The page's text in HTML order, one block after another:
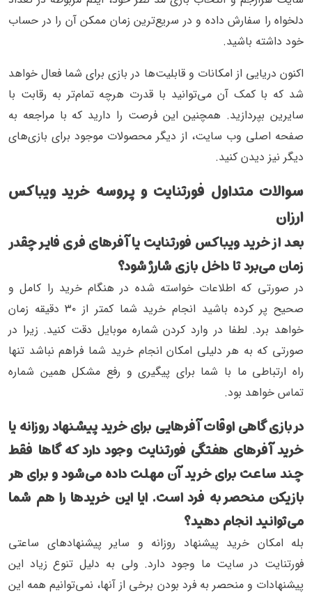
دلخواه را سفارش داده و در سریع‌ترین زمان ممکن آن را در حساب
خود داشته باشید.
اکنون دریایی از امکانات و قابلیت‌ها در بازی برای شما فعال خواهد
شد که با کمک آن می‌توانید با قدرت هرچه تمام‌تر به رقابت با
سایرین بپردازید. همچنین این فرصت را دارید که با مراجعه به
صفحه اصلی وب سایت، از دیگر محصولات موجود برای بازی‌های
دیگر نیز دیدن کنید.
سوالات متداول فورتنایت و پروسه خرید ویباکس
ارزان
بعد از خرید ویباکس فورتنایت یا آفرهای فری فایر چقدر
زمان می‌برد تا داخل بازی شارژ شود؟
در صورتی که اطلاعات خواسته شده در هنگام خرید را کامل و
صحیح پر کرده باشید انجام خرید شما کمتر از ۳۰ دقیقه زمان
خواهد برد. لطفا در وارد کردن شماره موبایل دقت کنید. زیرا در
صورتی که به هر دلیلی امکان انجام خرید شما فراهم نباشد تنها
راه ارتباطی ما با شما برای پیگیری و رفع مشکل همین شماره
تماس خواهد بود.
در بازی گاهی اوقات آفرهایی برای خرید پیشنهاد روزانه یا
خرید آفرهای هفتگی فورتنایت وجود دارد که گاها فقط
چند ساعت برای خرید آن مهلت داده می‌شود و برای هر
بازیکن منحصر به فرد است. ایا این خریدها را هم شما
می‌توانید انجام دهید؟
بله امکان خرید پیشنهاد روزانه و سایر پیشنهادهای ساعتی
فورتنایت در سایت ما وجود دارد. ولی به دلیل تنوع زیاد این
پیشنهادات و منحصر به فرد بودن برخی از آنها، نمی‌توانیم همه این